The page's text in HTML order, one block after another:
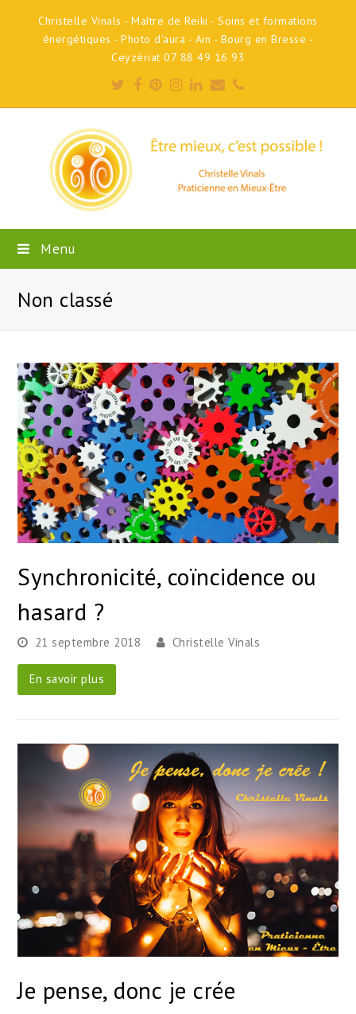
Christelle Vinals - Maître de Reiki - Soins et formations
énergétiques - Photo d'aura - Ain - Bourg en Bresse -
Ceyzériat 07 88 49 16 93
Twitter
Facebook
Pinterest
Instagram
LinkedIn
EmailPhone
Menu
Non classé
Synchronicité, coïncidence ou
hasard ?
21 septembre 2018 Christelle Vinals
En savoir plus
Je pense, donc je crée